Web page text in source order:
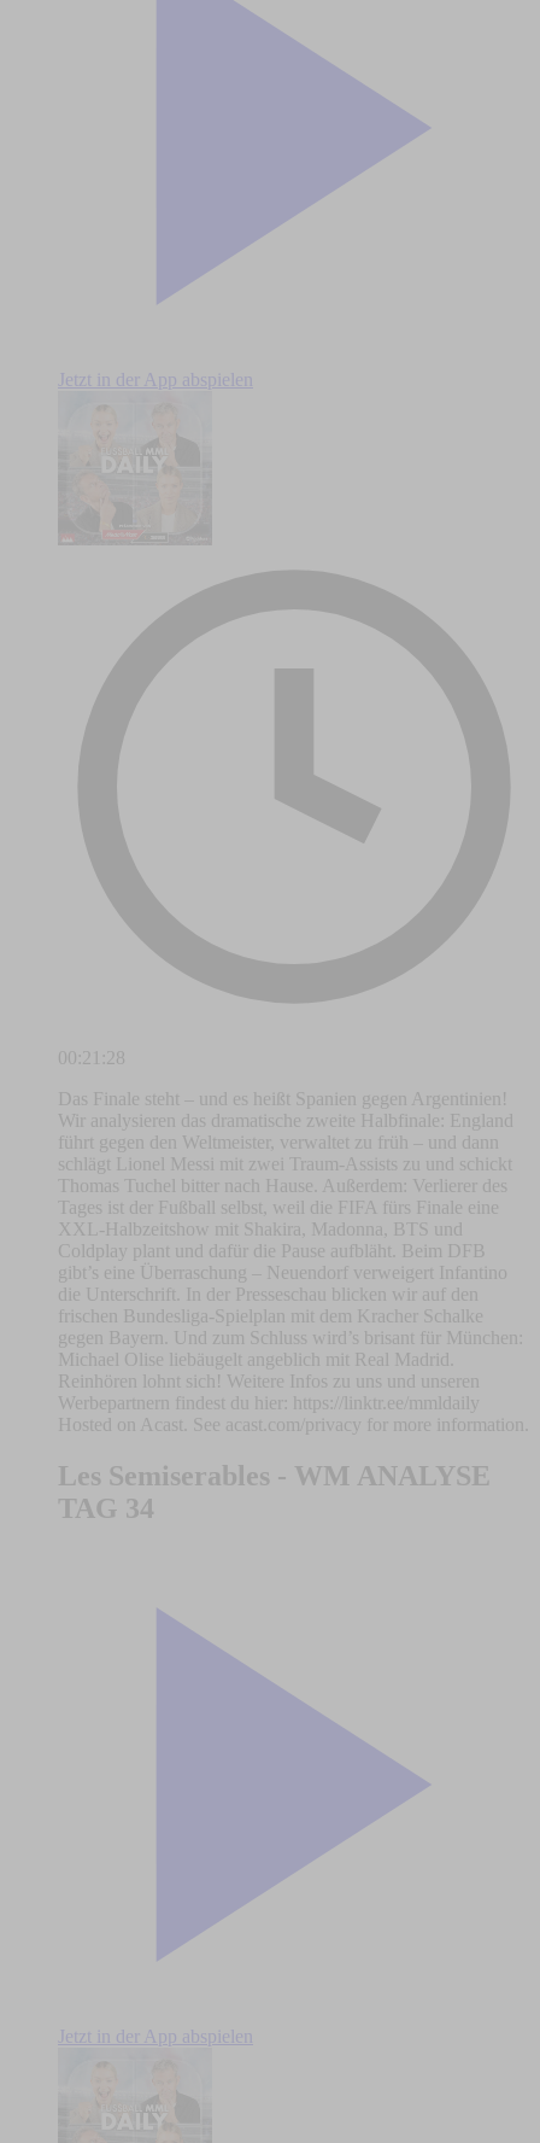
Jetzt in der App abspielen
00:21:28
Das Finale steht – und es heißt Spanien gegen Argentinien!
Wir analysieren das dramatische zweite Halbfinale: England
führt gegen den Weltmeister, verwaltet zu früh – und dann
schlägt Lionel Messi mit zwei Traum-Assists zu und schickt
Thomas Tuchel bitter nach Hause. Außerdem: Verlierer des
Tages ist der Fußball selbst, weil die FIFA fürs Finale eine
XXL-Halbzeitshow mit Shakira, Madonna, BTS und
Coldplay plant und dafür die Pause aufbläht. Beim DFB
gibt’s eine Überraschung – Neuendorf verweigert Infantino
die Unterschrift. In der Presseschau blicken wir auf den
frischen Bundesliga-Spielplan mit dem Kracher Schalke
gegen Bayern. Und zum Schluss wird’s brisant für München:
Michael Olise liebäugelt angeblich mit Real Madrid.
Reinhören lohnt sich! Weitere Infos zu uns und unseren
Werbepartnern findest du hier: https://linktr.ee/mmldaily
Hosted on Acast. See acast.com/privacy for more information.
Les Semiserables - WM ANALYSE
TAG 34
Jetzt in der App abspielen